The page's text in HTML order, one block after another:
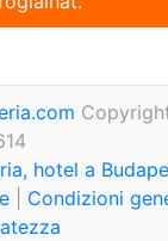
hotel a
Condizioni